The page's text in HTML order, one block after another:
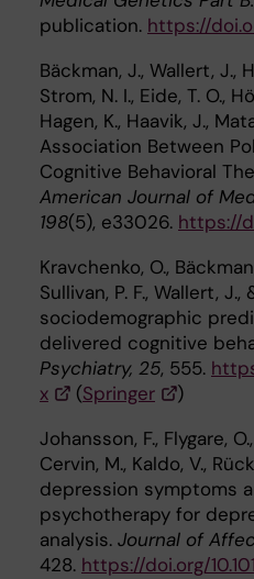
publication. https://
Bäckman, J., Wallert, J.,
Strom, N. I., Eide, T. O.,
Hagen, K., Haavik, J.,
Association Between
Cognitive Behavioral
American Journal of
198(5), e33026. https://
Kravchenko, O.,
Sullivan, P. F., Wallert,
sociodemographic
delivered cognitive
Psychiatry, 25, 555.
x
(Springer
)
Johansson, F., Flygare,
Cervin, M., Kaldo, V.,
depression symptoms
psychotherapy for
analysis. Journal of
428. https://doi.org/